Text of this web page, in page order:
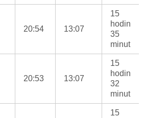
20:54 13:07
15
hodin
35
minut
20:53 13:07
15
hodin
32
minut
15